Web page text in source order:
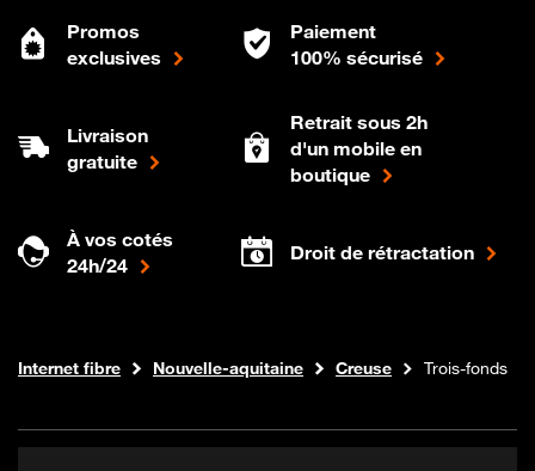
Promos
exclusives
Paiement
100% sécurisé
Livraison
gratuite
Retrait sous 2h
d'un mobile en
boutique
À vos cotés
24h/24
Droit de rétractation
Boutique Orange
Internet fibre Nouvelle-aquitaine Creuse Trois-fonds